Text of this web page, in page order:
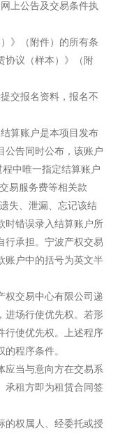
上公告及交易条件执
》（附件）的所有条
协议（样本）》（附
交报名资料，报名不
算账户是本项目发布
公告同时公布，该账户
中唯一指定结算账户
易服务费等相关款
失、泄漏、忘记该结
时错误录入结算账户所
行承担。宁波产权交易
账户中的括号为英文半
权交易中心有限公司递
进场行使优先权。若形
行使优先权。上述程序
程序条件。
应当与意向方在交易系
承租方即为租赁合同签
的权属人、经委托或授